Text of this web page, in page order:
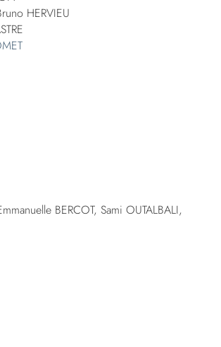
HERVIEU
BERCOT, Sami OUTALBALI,